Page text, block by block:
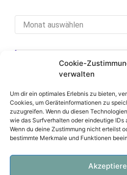
Cookie-
verwalten
Um dir ein optimales Erlebnis zu bieten,
Cookies, um Geräteinformationen zu
zuzugreifen. Wenn du diesen
wie das Surfverhalten oder eindeutige IDs
Wenn du deine Zustimmung nicht erteilst
bestimmte Merkmale und Funktionen
[cookies_revoke]
Über diese Seite
Datenschutzerklärung